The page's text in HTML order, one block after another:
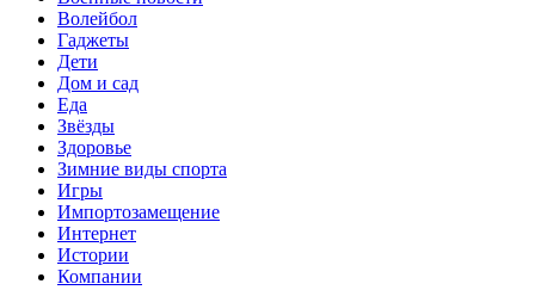
Волейбол
Гаджеты
Дети
Дом и сад
Еда
Звёзды
Здоровье
Зимние виды спорта
Игры
Импортозамещение
Интернет
Истории
Компании